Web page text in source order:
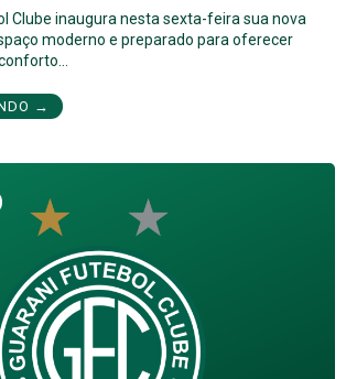
Clube inaugura nesta sexta-feira sua nova
moderno e preparado para oferecer
→